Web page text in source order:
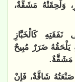
وَلَحِقَتْهُ مَشَقَّةٌ،
كَالْخَبَّازِ
يَلْحَقُهُ ضَرَرٌ مُبِيحٌ
مَشَقَّةٌ.
شَاقَّةٌ، فَإِنْ